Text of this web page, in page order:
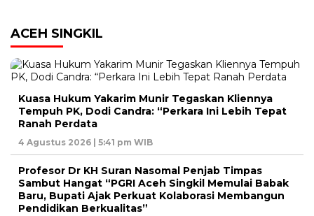
ACEH SINGKIL
Kuasa Hukum Yakarim Munir Tegaskan Kliennya
Tempuh PK, Dodi Candra: “Perkara Ini Lebih Tepat
Ranah Perdata
4 Agustus 2026 | 5:41 pm WIB
Profesor Dr KH Suran Nasomal Penjab Timpas
Sambut Hangat “PGRI Aceh Singkil Memulai Babak
Baru, Bupati Ajak Perkuat Kolaborasi Membangun
Pendidikan Berkualitas”